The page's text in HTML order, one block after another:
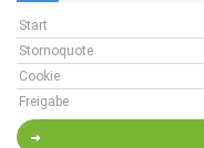
Start
Stornoquote
Cookie
Freigabe